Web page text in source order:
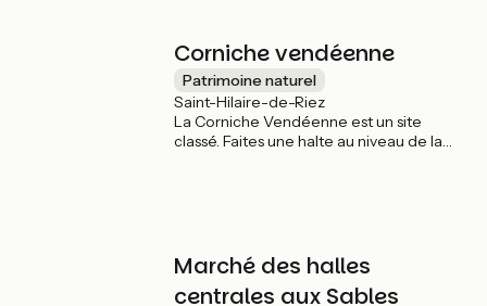
Corniche vendéenne
Patrimoine naturel
Saint-Hilaire-de-Riez
La Corniche Vendéenne est un site
classé. Faites une halte au niveau de la
Marché des halles
centrales aux Sables